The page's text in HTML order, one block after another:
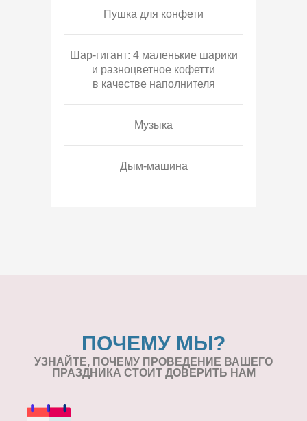
Пушка для конфети
Шар-гигант: 4 маленькие шарики
и разноцветное кофетти
в качестве наполнителя
Музыка
Дым-машина
ПОЧЕМУ МЫ?
УЗНАЙТЕ, ПОЧЕМУ ПРОВЕДЕНИЕ ВАШЕГО
ПРАЗДНИКА СТОИТ ДОВЕРИТЬ НАМ